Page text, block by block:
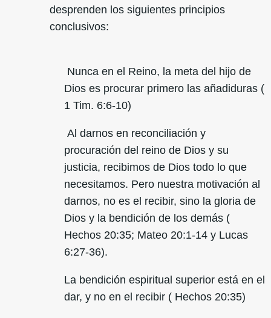
desprenden los siguientes principios
conclusivos:
Nunca en el Reino, la meta del hijo de
Dios es procurar primero las añadiduras (
1 Tim. 6:6-10)
Al darnos en reconciliación y
procuración del reino de Dios y su
justicia, recibimos de Dios todo lo que
necesitamos. Pero nuestra motivación al
darnos, no es el recibir, sino la gloria de
Dios y la bendición de los demás (
Hechos 20:35; Mateo 20:1-14 y Lucas
6:27-36).
La bendición espiritual superior está en el
dar, y no en el recibir ( Hechos 20:35)